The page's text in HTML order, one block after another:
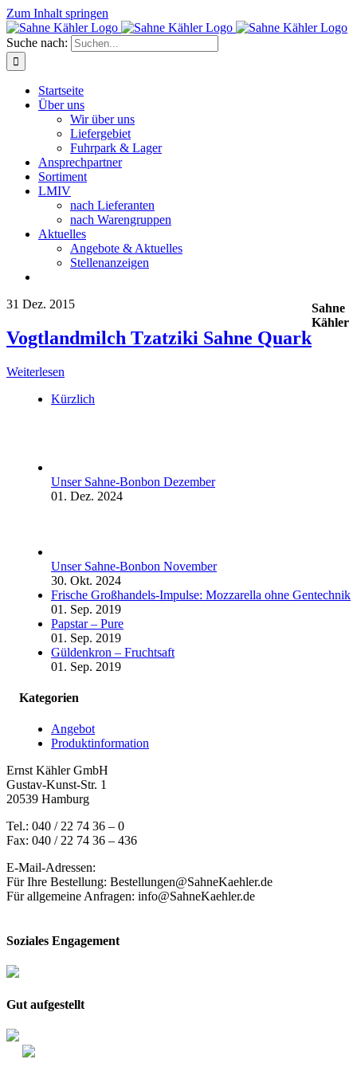
Zum Inhalt springen
Suche nach:
Startseite
Über uns
Wir über uns
Liefergebiet
Fuhrpark & Lager
Ansprechpartner
Sortiment
LMIV
nach Lieferanten
nach Warengruppen
Aktuelles
Angebote & Aktuelles
Stellenanzeigen
31 Dez. 2015
Vogtlandmilch Tzatziki Sahne Quark
Weiterlesen
Kürzlich
Unser Sahne-Bonbon Dezember
01. Dez. 2024
Unser Sahne-Bonbon November
30. Okt. 2024
Frische Großhandels-Impulse: Mozzarella ohne Gentechnik
01. Sep. 2019
Papstar – Pure
01. Sep. 2019
Güldenkron – Fruchtsaft
01. Sep. 2019
Kategorien
Angebot
Produktinformation
Sahne
Kähler
Ernst Kähler GmbH
Gustav-Kunst-Str. 1
20539 Hamburg
Tel.: 040 / 22 74 36 – 0
Fax: 040 / 22 74 36 – 436
E-Mail-Adressen:
Für Ihre Bestellung: Bestellungen@SahneKaehler.de
Für allgemeine Anfragen: info@SahneKaehler.de
Soziales Engagement
Gut aufgestellt